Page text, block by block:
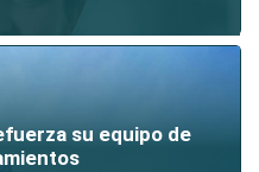
su equipo de